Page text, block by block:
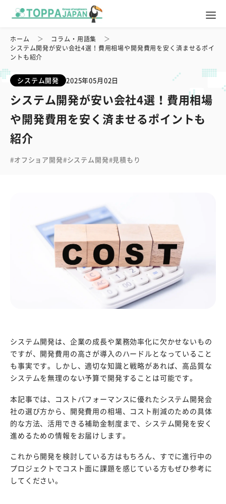
ホーム
コラム・用語集
システム開発が安い会社4選！費用相場や開発費用を安く済ませるポイ
ントも紹介
システム開発 2025年05月02日
システム開発が安い会社4選！費用相場
や開発費用を安く済ませるポイントも
紹介
オフショア開発 システム開発 見積もり
システム開発は、企業の成長や業務効率化に欠かせないもの
ですが、開発費用の高さが導入のハードルとなっていること
も事実です。しかし、適切な知識と戦略があれば、高品質な
システムを無理のない予算で開発することは可能です。
本記事では、コストパフォーマンスに優れたシステム開発会
社の選び方から、開発費用の相場、コスト削減のための具体
的な方法、活用できる補助金制度まで、システム開発を安く
進めるための情報をお届けします。
これから開発を検討している方はもちろん、すでに進行中の
プロジェクトでコスト面に課題を感じている方もぜひ参考に
してください。